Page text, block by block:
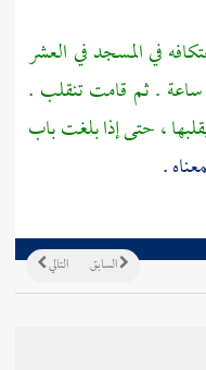
في المسجد في العشر
. ثم قامت تنقلب .
، حتى إذا بلغت باب
.
التالي السابق